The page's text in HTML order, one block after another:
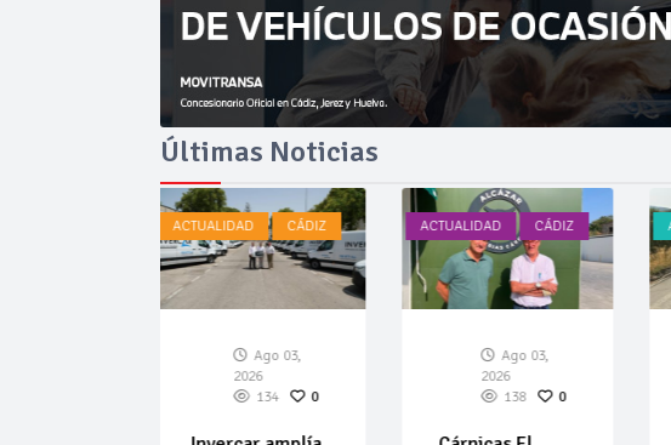
Últimas Noticias
ACTUALIDAD CÁDIZ
Ago 03,
2026
134
0
ACTUALIDAD CÁDIZ
Ago 03,
2026
138
0